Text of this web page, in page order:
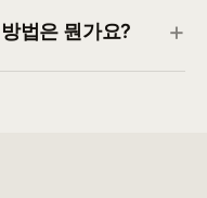
법은 뭔가요?